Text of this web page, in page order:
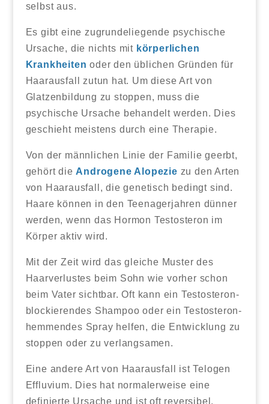
selbst aus.
Es gibt eine zugrundeliegende psychische
Ursache, die nichts mit körperlichen
Krankheiten oder den üblichen Gründen für
Haarausfall zutun hat. Um diese Art von
Glatzenbildung zu stoppen, muss die
psychische Ursache behandelt werden. Dies
geschieht meistens durch eine Therapie.
Von der männlichen Linie der Familie geerbt,
gehört die Androgene Alopezie zu den Arten
von Haarausfall, die genetisch bedingt sind.
Haare können in den Teenagerjahren dünner
werden, wenn das Hormon Testosteron im
Körper aktiv wird.
Mit der Zeit wird das gleiche Muster des
Haarverlustes beim Sohn wie vorher schon
beim Vater sichtbar. Oft kann ein Testosteron-
blockierendes Shampoo oder ein Testosteron-
hemmendes Spray helfen, die Entwicklung zu
stoppen oder zu verlangsamen.
Eine andere Art von Haarausfall ist Telogen
Effluvium. Dies hat normalerweise eine
definierte Ursache und ist oft reversibel.